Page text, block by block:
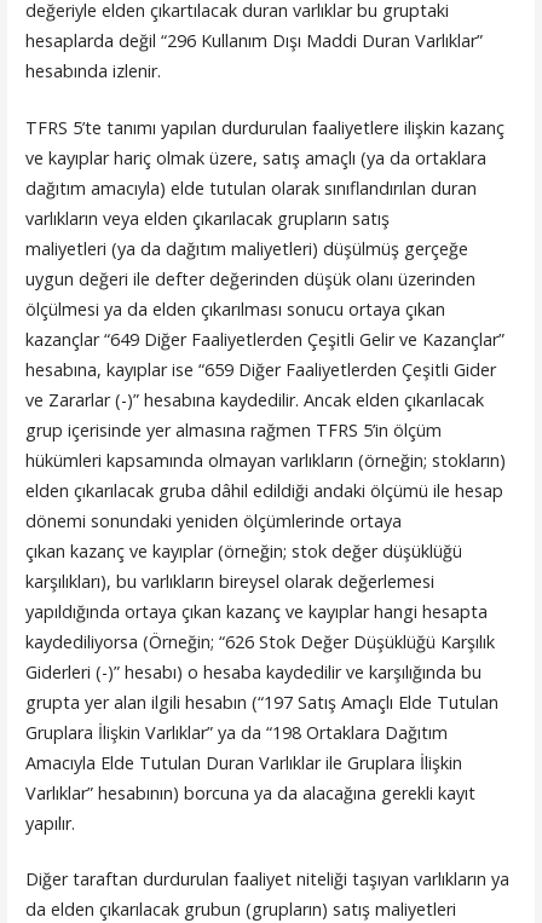
değeriyle elden çıkartılacak duran varlıklar bu gruptaki
hesaplarda değil “296 Kullanım Dışı Maddi Duran Varlıklar”
hesabında izlenir.
TFRS 5’te tanımı yapılan durdurulan faaliyetlere ilişkin kazanç
ve kayıplar hariç olmak üzere, satış amaçlı (ya da ortaklara
dağıtım amacıyla) elde tutulan olarak sınıflandırılan duran
varlıkların veya elden çıkarılacak grupların satış
maliyetleri (ya da dağıtım maliyetleri) düşülmüş gerçeğe
uygun değeri ile defter değerinden düşük olanı üzerinden
ölçülmesi ya da elden çıkarılması sonucu ortaya çıkan
kazançlar “649 Diğer Faaliyetlerden Çeşitli Gelir ve Kazançlar”
hesabına, kayıplar ise “659 Diğer Faaliyetlerden Çeşitli Gider
ve Zararlar (-)” hesabına kaydedilir. Ancak elden çıkarılacak
grup içerisinde yer almasına rağmen TFRS 5’in ölçüm
hükümleri kapsamında olmayan varlıkların (örneğin; stokların)
elden çıkarılacak gruba dâhil edildiği andaki ölçümü ile hesap
dönemi sonundaki yeniden ölçümlerinde ortaya
çıkan kazanç ve kayıplar (örneğin; stok değer düşüklüğü
karşılıkları), bu varlıkların bireysel olarak değerlemesi
yapıldığında ortaya çıkan kazanç ve kayıplar hangi hesapta
kaydediliyorsa (Örneğin; “626 Stok Değer Düşüklüğü Karşılık
Giderleri (-)” hesabı) o hesaba kaydedilir ve karşılığında bu
grupta yer alan ilgili hesabın (“197 Satış Amaçlı Elde Tutulan
Gruplara İlişkin Varlıklar” ya da “198 Ortaklara Dağıtım
Amacıyla Elde Tutulan Duran Varlıklar ile Gruplara İlişkin
Varlıklar” hesabının) borcuna ya da alacağına gerekli kayıt
yapılır.
Diğer taraftan durdurulan faaliyet niteliği taşıyan varlıkların ya
da elden çıkarılacak grubun (grupların) satış maliyetleri